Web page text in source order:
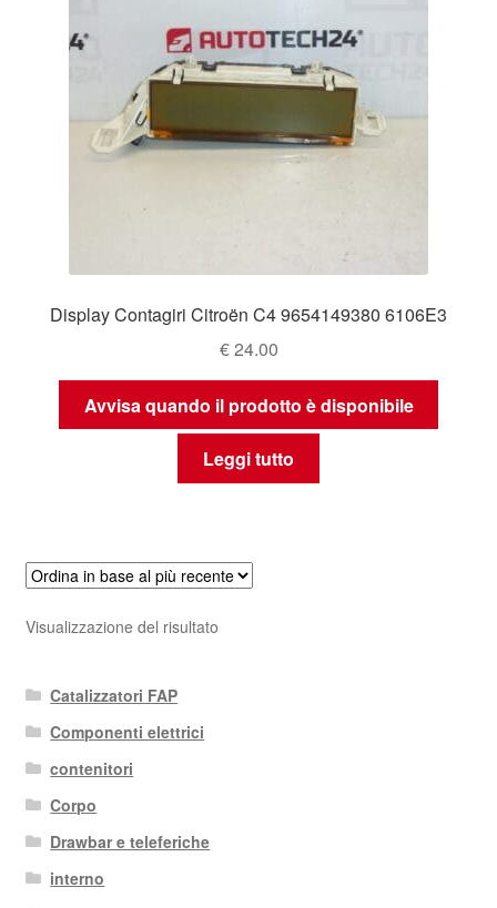
Display Contagiri Citroën C4 9654149380 6106E3
€24.00
Avvisa quando il prodotto è disponibile
Leggi tutto
Visualizzazione del risultato
Catalizzatori FAP
Componenti elettrici
contenitori
Corpo
Drawbar e teleferiche
interno